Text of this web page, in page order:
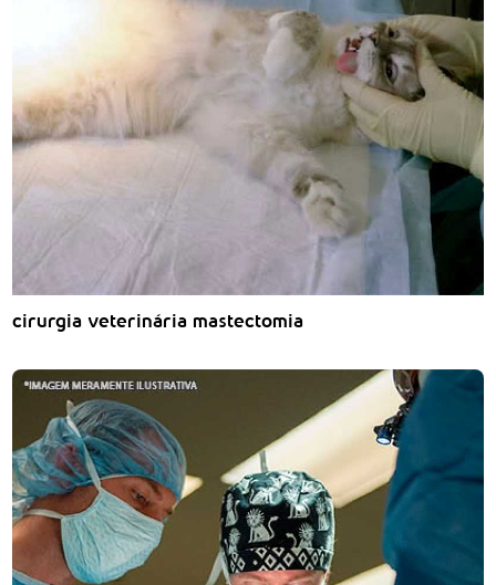
cirurgia veterinária mastectomia